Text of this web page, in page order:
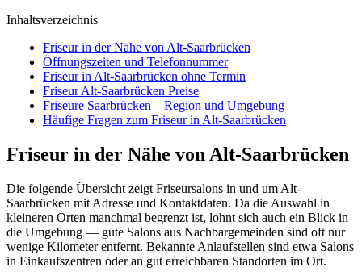
Inhaltsverzeichnis
Friseur in der Nähe von Alt-Saarbrücken
Öffnungszeiten und Telefonnummer
Friseur in Alt-Saarbrücken ohne Termin
Friseur Alt-Saarbrücken Preise
Friseure Saarbrücken – Region und Umgebung
Häufige Fragen zum Friseur in Alt-Saarbrücken
Friseur in der Nähe von Alt-Saarbrücken
Die folgende Übersicht zeigt Friseursalons in und um Alt-
Saarbrücken mit Adresse und Kontaktdaten. Da die Auswahl in
kleineren Orten manchmal begrenzt ist, lohnt sich auch ein Blick in
die Umgebung — gute Salons aus Nachbargemeinden sind oft nur
wenige Kilometer entfernt. Bekannte Anlaufstellen sind etwa Salons
in Einkaufszentren oder an gut erreichbaren Standorten im Ort.